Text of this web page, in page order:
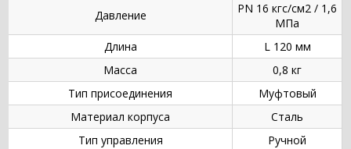
Давление
PN 16 кгс/см2 / 1,6
МПа
Длина
L 120 мм
Масса
0,8 кг
Тип присоединения
Муфтовый
Материал корпуса
Сталь
Тип управления
Ручной